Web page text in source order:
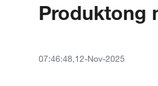
Produktong
07:46:48,12-Nov-2025